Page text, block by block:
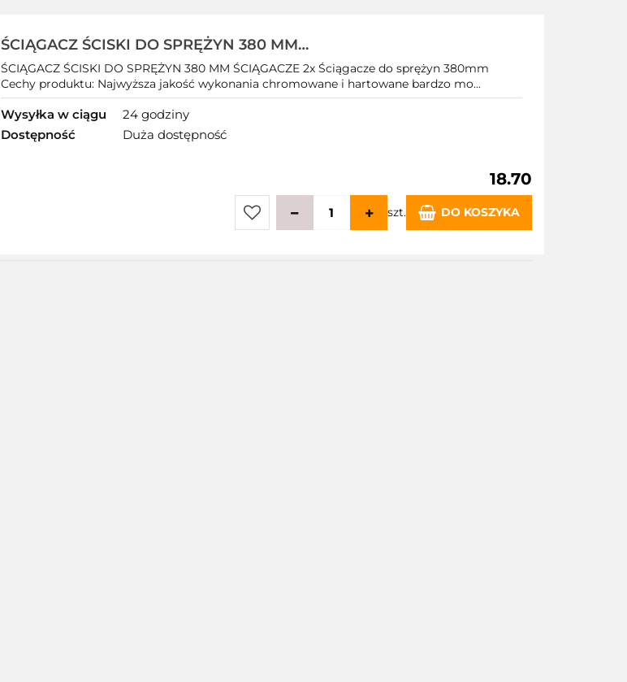
ŚCIĄGACZ ŚCISKI DO SPRĘŻYN 380 MM
ŚCIĄGACZE
ŚCIĄGACZ ŚCISKI DO SPRĘŻYN 380 MM ŚCIĄGACZE 2x Ściągacze do sprężyn 380mm
Cechy produktu: Najwyższa jakość wykonania chromowane i hartowane bardzo mo...
Wysyłka w ciągu
24 godziny
Dostępność
Duża dostępność
18.70
szt. DO KOSZYKA